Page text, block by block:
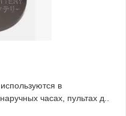
в
часах, пультах д..